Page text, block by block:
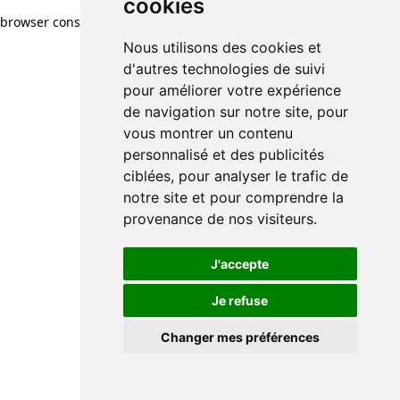
cookies
Nous utilisons des cookies et
d'autres technologies de suivi
pour améliorer votre expérience
de navigation sur notre site, pour
vous montrer un contenu
personnalisé et des publicités
ciblées, pour analyser le trafic de
notre site et pour comprendre la
provenance de nos visiteurs.
J'accepte
Je refuse
Changer mes préférences
browser console for more information)